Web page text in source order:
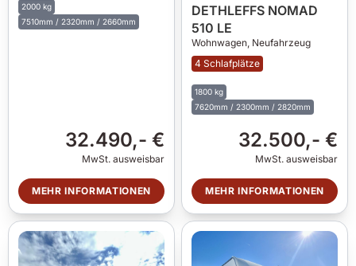
2000 kg
7510mm / 2320mm / 2660mm
32.490,- €
MwSt. ausweisbar
MEHR INFORMATIONEN
DETHLEFFS NOMAD
510 LE
Wohnwagen, Neufahrzeug
4 Schlafplätze
1800 kg
7620mm / 2300mm / 2820mm
32.500,- €
MwSt. ausweisbar
MEHR INFORMATIONEN